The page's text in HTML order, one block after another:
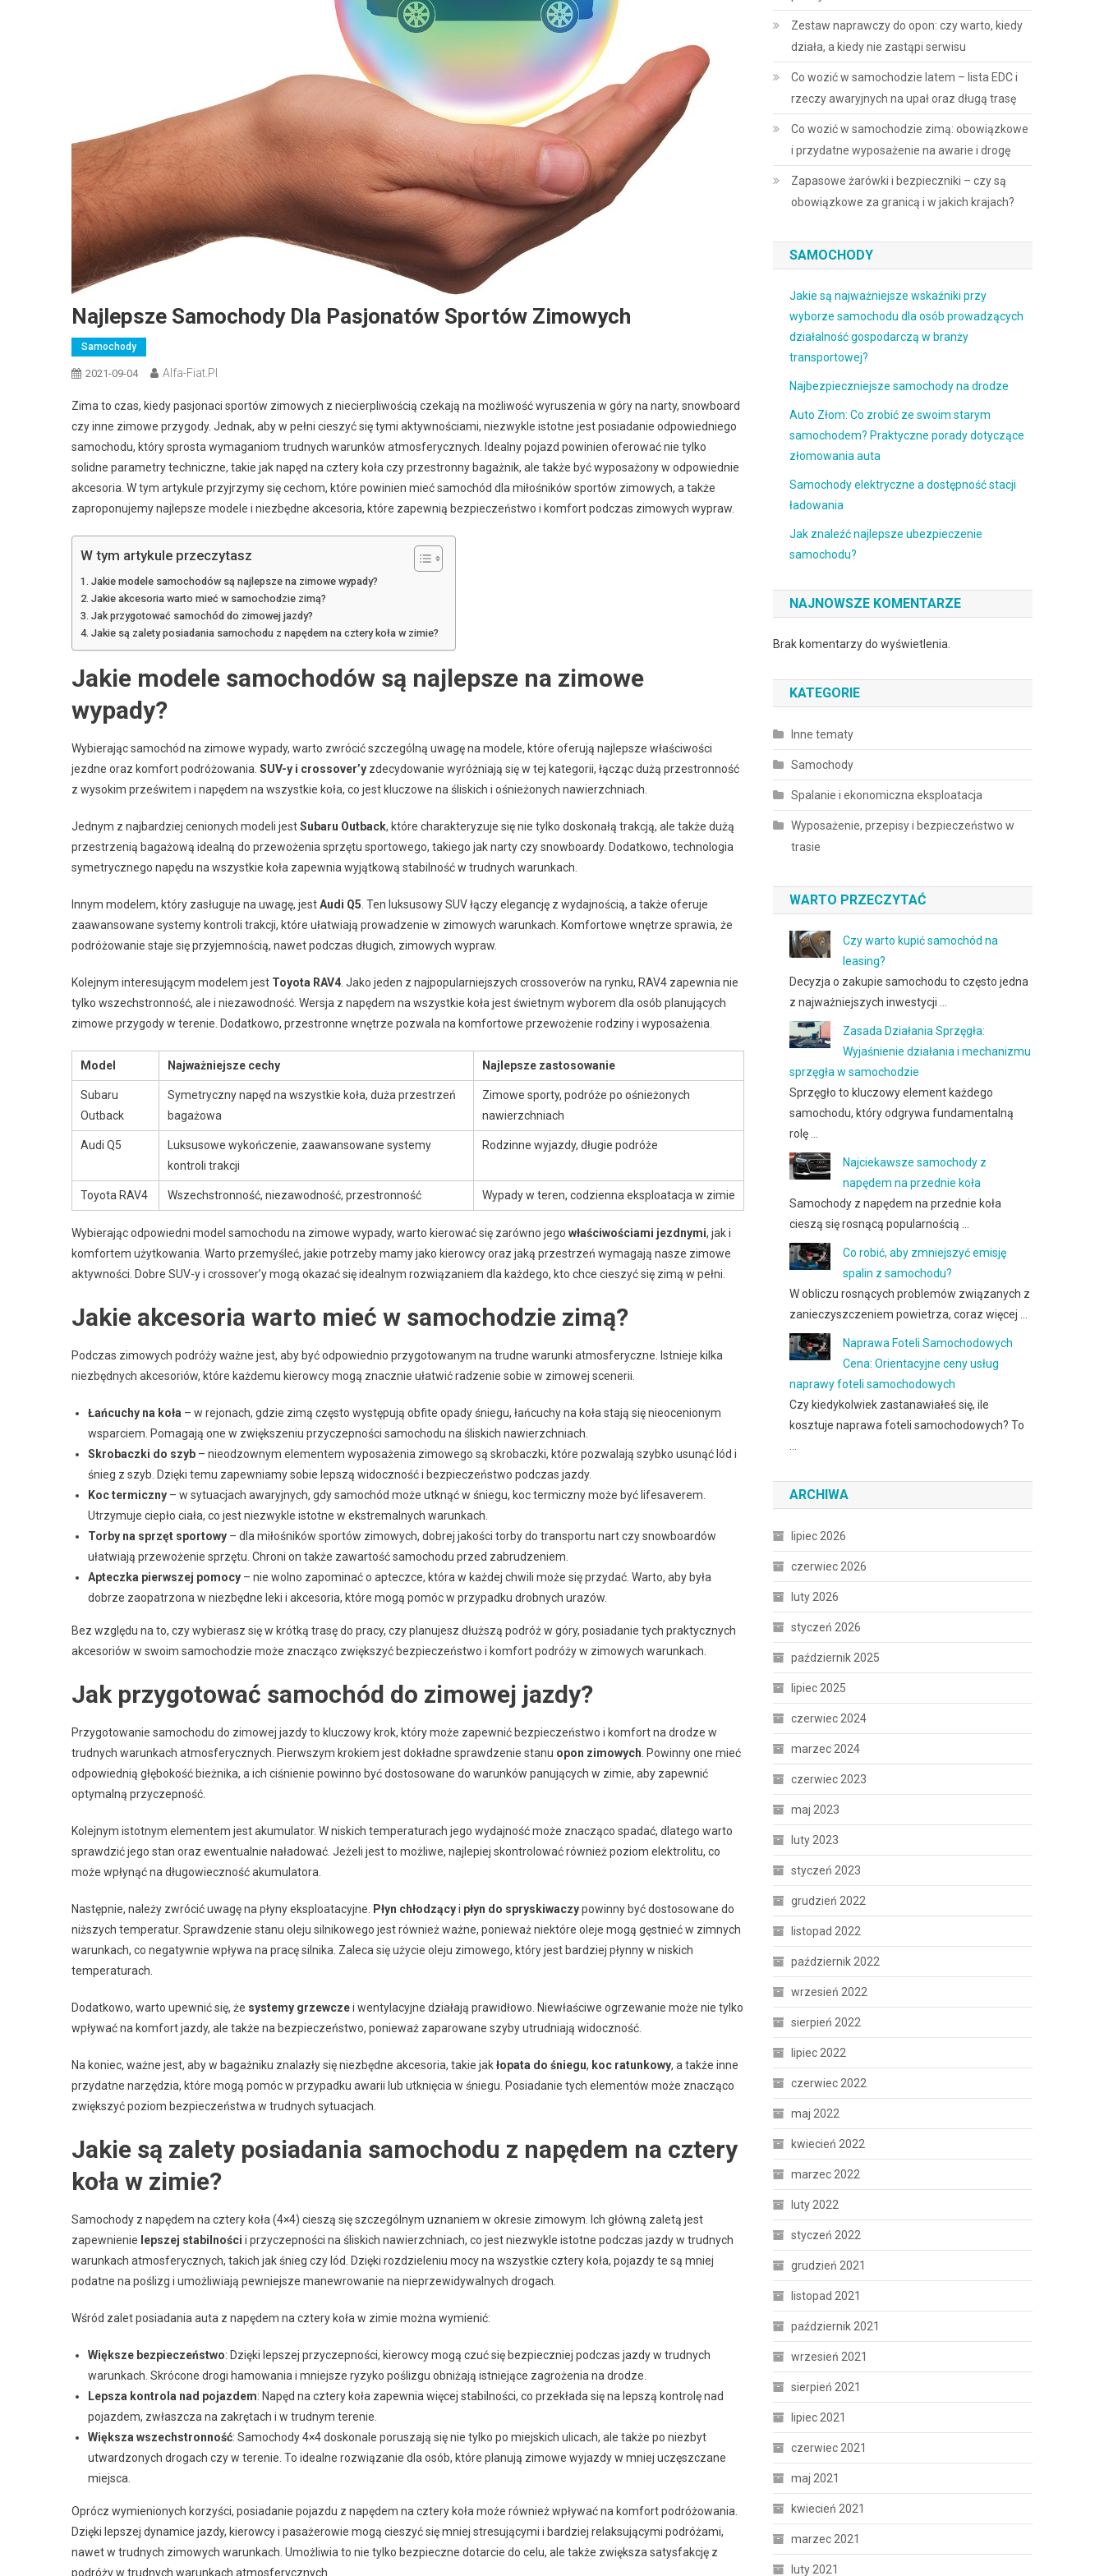
Najlepsze Samochody Dla Pasjonatów Sportów Zimowych
Samochody
2021-09-04 Alfa-Fiat.pl
Zima to czas, kiedy pasjonaci sportów zimowych z niecierpliwością czekają na możliwość wyruszenia w góry na narty, snowboard
czy inne zimowe przygody. Jednak, aby w pełni cieszyć się tymi aktywnościami, niezwykle istotne jest posiadanie odpowiedniego
samochodu, który sprosta wymaganiom trudnych warunków atmosferycznych. Idealny pojazd powinien oferować nie tylko
solidne parametry techniczne, takie jak napęd na cztery koła czy przestronny bagażnik, ale także być wyposażony w odpowiednie
akcesoria. W tym artykule przyjrzymy się cechom, które powinien mieć samochód dla miłośników sportów zimowych, a także
zaproponujemy najlepsze modele i niezbędne akcesoria, które zapewnią bezpieczeństwo i komfort podczas zimowych wypraw.
W tym artykule przeczytasz
Jakie modele samochodów są najlepsze na zimowe wypady?
Jakie akcesoria warto mieć w samochodzie zimą?
Jak przygotować samochód do zimowej jazdy?
Jakie są zalety posiadania samochodu z napędem na cztery koła w zimie?
Jakie modele samochodów są najlepsze na zimowe
wypady?
Wybierając samochód na zimowe wypady, warto zwrócić szczególną uwagę na modele, które oferują najlepsze właściwości
jezdne oraz komfort podróżowania. SUV-y i crossover’y zdecydowanie wyróżniają się w tej kategorii, łącząc dużą przestronność
z wysokim prześwitem i napędem na wszystkie koła, co jest kluczowe na śliskich i ośnieżonych nawierzchniach.
Jednym z najbardziej cenionych modeli jestSubaru Outback, które charakteryzuje się nie tylko doskonałą trakcją, ale także dużą
przestrzenią bagażową idealną do przewożenia sprzętu sportowego, takiego jak narty czy snowboardy. Dodatkowo, technologia
symetrycznego napędu na wszystkie koła zapewnia wyjątkową stabilność w trudnych warunkach.
Innym modelem, który zasługuje na uwagę, jestAudi Q5 . Ten luksusowy SUV łączy elegancję z wydajnością, a także oferuje
zaawansowane systemy kontroli trakcji, które ułatwiają prowadzenie w zimowych warunkach. Komfortowe wnętrze sprawia, że
podróżowanie staje się przyjemnością, nawet podczas długich, zimowych wypraw.
Kolejnym interesującym modelem jest Toyota RAV4 . Jako jeden z najpopularniejszych crossoverów na rynku, RAV4 zapewnia nie
tylko wszechstronność, ale i niezawodność. Wersja z napędem na wszystkie koła jest świetnym wyborem dla osób planujących
zimowe przygody w terenie. Dodatkowo, przestronne wnętrze pozwala na komfortowe przewożenie rodziny i wyposażenia.
Model Najważniejsze cechy Najlepsze zastosowanie
Subaru
Outback
Symetryczny napęd na wszystkie koła, duża przestrzeń
bagażowa
Zimowe sporty, podróże po ośnieżonych
nawierzchniach
Audi Q5
Luksusowe wykończenie, zaawansowane systemy
kontroli trakcji
Rodzinne wyjazdy, długie podróże
Toyota RAV4 Wszechstronność, niezawodność, przestronność Wypady w teren, codzienna eksploatacja w zimie
Wybierając odpowiedni model samochodu na zimowe wypady, warto kierować się zarówno jego właściwościami jezdnymi, jak i
komfortem użytkowania. Warto przemyśleć, jakie potrzeby mamy jako kierowcy oraz jaką przestrzeń wymagają nasze zimowe
aktywności. Dobre SUV-y i crossover’y mogą okazać się idealnym rozwiązaniem dla każdego, kto chce cieszyć się zimą w pełni.
Jakie akcesoria warto mieć w samochodzie zimą?
Podczas zimowych podróży ważne jest, aby być odpowiednio przygotowanym na trudne warunki atmosferyczne. Istnieje kilka
niezbędnych akcesoriów, które każdemu kierowcy mogą znacznie ułatwić radzenie sobie w zimowej scenerii.
Łańcuchy na koła – w rejonach, gdzie zimą często występują obfite opady śniegu, łańcuchy na koła stają się nieocenionym
wsparciem. Pomagają one w zwiększeniu przyczepności samochodu na śliskich nawierzchniach.
Skrobaczki do szyb – nieodzownym elementem wyposażenia zimowego są skrobaczki, które pozwalają szybko usunąć lód i
śnieg z szyb. Dzięki temu zapewniamy sobie lepszą widoczność i bezpieczeństwo podczas jazdy.
Koc termiczny – w sytuacjach awaryjnych, gdy samochód może utknąć w śniegu, koc termiczny może być lifesaverem.
Utrzymuje ciepło ciała, co jest niezwykle istotne w ekstremalnych warunkach.
Torby na sprzęt sportowy – dla miłośników sportów zimowych, dobrej jakości torby do transportu nart czy snowboardów
ułatwiają przewożenie sprzętu. Chroni on także zawartość samochodu przed zabrudzeniem.
Apteczka pierwszej pomocy – nie wolno zapominać o apteczce, która w każdej chwili może się przydać. Warto, aby była
dobrze zaopatrzona w niezbędne leki i akcesoria, które mogą pomóc w przypadku drobnych urazów.
Bez względu na to, czy wybierasz się w krótką trasę do pracy, czy planujesz dłuższą podróż w góry, posiadanie tych praktycznych
akcesoriów w swoim samochodzie może znacząco zwiększyć bezpieczeństwo i komfort podróży w zimowych warunkach.
Jak przygotować samochód do zimowej jazdy?
Przygotowanie samochodu do zimowej jazdy to kluczowy krok, który może zapewnić bezpieczeństwo i komfort na drodze w
trudnych warunkach atmosferycznych. Pierwszym krokiem jest dokładne sprawdzenie stanu opon zimowych . Powinny one mieć
odpowiednią głębokość bieżnika, a ich ciśnienie powinno być dostosowane do warunków panujących w zimie, aby zapewnić
optymalną przyczepność.
Kolejnym istotnym elementem jest akumulator. W niskich temperaturach jego wydajność może znacząco spadać, dlatego warto
sprawdzić jego stan oraz ewentualnie naładować. Jeżeli jest to możliwe, najlepiej skontrolować również poziom elektrolitu, co
może wpłynąć na długowieczność akumulatora.
Następnie, należy zwrócić uwagę na płyny eksploatacyjne. Płyn chłodzącyi płyn do spryskiwaczypowinny być dostosowane do
niższych temperatur. Sprawdzenie stanu oleju silnikowego jest również ważne, ponieważ niektóre oleje mogą gęstnieć w zimnych
warunkach, co negatywnie wpływa na pracę silnika. Zaleca się użycie oleju zimowego, który jest bardziej płynny w niskich
temperaturach.
Dodatkowo, warto upewnić się, że systemy grzewczei wentylacyjne działają prawidłowo. Niewłaściwe ogrzewanie może nie tylko
wpływać na komfort jazdy, ale także na bezpieczeństwo, ponieważ zaparowane szyby utrudniają widoczność.
Na koniec, ważne jest, aby w bagażniku znalazły się niezbędne akcesoria, takie jakłopata do śniegu, koc ratunkowy, a także inne
przydatne narzędzia, które mogą pomóc w przypadku awarii lub utknięcia w śniegu. Posiadanie tych elementów może znacząco
zwiększyć poziom bezpieczeństwa w trudnych sytuacjach.
Jakie są zalety posiadania samochodu z napędem na cztery
koła w zimie?
Samochody z napędem na cztery koła (4×4) cieszą się szczególnym uznaniem w okresie zimowym. Ich główną zaletą jest
zapewnienie lepszej stabilności i przyczepności na śliskich nawierzchniach, co jest niezwykle istotne podczas jazdy w trudnych
warunkach atmosferycznych, takich jak śnieg czy lód. Dzięki rozdzieleniu mocy na wszystkie cztery koła, pojazdy te są mniej
podatne na poślizg i umożliwiają pewniejsze manewrowanie na nieprzewidywalnych drogach.
Wśród zalet posiadania auta z napędem na cztery koła w zimie można wymienić:
Większe bezpieczeństwo: Dzięki lepszej przyczepności, kierowcy mogą czuć się bezpieczniej podczas jazdy w trudnych
warunkach. Skrócone drogi hamowania i mniejsze ryzyko poślizgu obniżają istniejące zagrożenia na drodze.
Lepsza kontrola nad pojazdem: Napęd na cztery koła zapewnia więcej stabilności, co przekłada się na lepszą kontrolę nad
pojazdem, zwłaszcza na zakrętach i w trudnym terenie.
Większa wszechstronność: Samochody 4×4 doskonale poruszają się nie tylko po miejskich ulicach, ale także po niezbyt
utwardzonych drogach czy w terenie. To idealne rozwiązanie dla osób, które planują zimowe wyjazdy w mniej uczęszczane
miejsca.
Oprócz wymienionych korzyści, posiadanie pojazdu z napędem na cztery koła może również wpływać na komfort podróżowania.
Dzięki lepszej dynamice jazdy, kierowcy i pasażerowie mogą cieszyć się mniej stresującymi i bardziej relaksującymi podróżami,
nawet w trudnych zimowych warunkach. Umożliwia to nie tylko bezpieczne dotarcie do celu, ale także zwiększa satysfakcję z
podróży w trudnych warunkach atmosferycznych.
Zestaw naprawczy do opon: czy warto, kiedy
działa, a kiedy nie zastąpi serwisu
Co wozić w samochodzie latem – lista EDC i
rzeczy awaryjnych na upał oraz długą trasę
Co wozić w samochodzie zimą: obowiązkowe
i przydatne wyposażenie na awarie i drogę
Zapasowe żarówki i bezpieczniki – czy są
obowiązkowe za granicą i w jakich krajach?
SAMOCHODY
Jakie są najważniejsze wskaźniki przy
wyborze samochodu dla osób prowadzących
działalność gospodarczą w branży
transportowej?
Najbezpieczniejsze samochody na drodze
Auto Złom: Co zrobić ze swoim starym
samochodem? Praktyczne porady dotyczące
złomowania auta
Samochody elektryczne a dostępność stacji
ładowania
Jak znaleźć najlepsze ubezpieczenie
samochodu?
NAJNOWSZE KOMENTARZE
Brak komentarzy do wyświetlenia.
KATEGORIE
Inne tematy
Samochody
Spalanie i ekonomiczna eksploatacja
Wyposażenie, przepisy i bezpieczeństwo w
trasie
WARTO PRZECZYTAĆ
Czy warto kupić samochód na
leasing?
Decyzja o zakupie samochodu to często jedna
z najważniejszych inwestycji …
Zasada Działania Sprzęgła:
Wyjaśnienie działania i mechanizmu
sprzęgła w samochodzie
Sprzęgło to kluczowy element każdego
samochodu, który odgrywa fundamentalną
rolę …
Najciekawsze samochody z
napędem na przednie koła
Samochody z napędem na przednie koła
cieszą się rosnącą popularnością …
Co robić, aby zmniejszyć emisję
spalin z samochodu?
W obliczu rosnących problemów związanych z
zanieczyszczeniem powietrza, coraz więcej …
Naprawa Foteli Samochodowych
Cena: Orientacyjne ceny usług
naprawy foteli samochodowych
Czy kiedykolwiek zastanawiałeś się, ile
kosztuje naprawa foteli samochodowych? To
ARCHIWA
lipiec 2026
czerwiec 2026
luty 2026
styczeń 2026
październik 2025
lipiec 2025
czerwiec 2024
marzec 2024
czerwiec 2023
maj 2023
luty 2023
styczeń 2023
grudzień 2022
listopad 2022
październik 2022
wrzesień 2022
sierpień 2022
lipiec 2022
czerwiec 2022
maj 2022
kwiecień 2022
marzec 2022
luty 2022
styczeń 2022
grudzień 2021
listopad 2021
październik 2021
wrzesień 2021
sierpień 2021
lipiec 2021
czerwiec 2021
maj 2021
kwiecień 2021
marzec 2021
luty 2021